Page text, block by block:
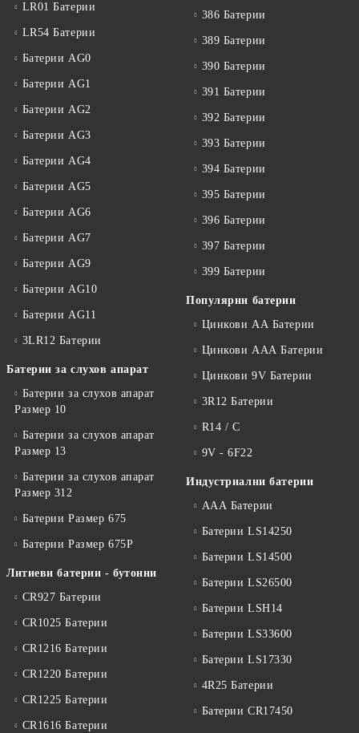
LR01 Батерии
LR54 Батерии
Батерии AG0
Батерии AG1
Батерии AG2
Батерии AG3
Батерии AG4
Батерии AG5
Батерии AG6
Батерии AG7
Батерии AG9
Батерии AG10
Батерии AG11
3LR12 Батерии
Батерии за слухов апарат
Батерии за слухов апарат
Размер 10
Батерии за слухов апарат
Размер 13
Батерии за слухов апарат
Размер 312
Батерии Размер 675
Батерии Размер 675P
Литиеви батерии - бутонни
CR927 Батерии
CR1025 Батерии
CR1216 Батерии
CR1220 Батерии
CR1225 Батерии
CR1616 Батерии
386 Батерии
389 Батерии
390 Батерии
391 Батерии
392 Батерии
393 Батерии
394 Батерии
395 Батерии
396 Батерии
397 Батерии
399 Батерии
Популярни батерии
Цинкови АА Батерии
Цинкови ААА Батерии
Цинкови 9V Батерии
3R12 Батерии
R14 / C
9V - 6F22
Индустриални батерии
ААА Батерии
Батерии LS14250
Батерии LS14500
Батерии LS26500
Батерии LSH14
Батерии LS33600
Батерии LS17330
4R25 Батерии
Батерии CR17450